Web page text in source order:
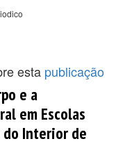
esta publicação
e a
em Escolas
do Interior de